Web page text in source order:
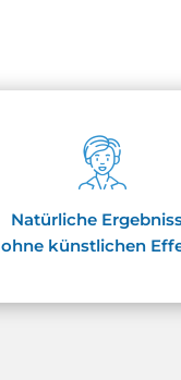
Natürliche
ohne künstlichen